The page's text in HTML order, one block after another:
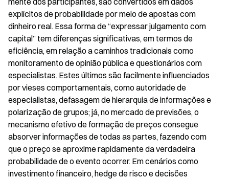
explícitos de probabilidade por meio de apostas com
dinheiro real. Essa forma de “expressar julgamento com
capital” tem diferenças significativas, em termos de
eficiência, em relação a caminhos tradicionais como
monitoramento de opinião pública e questionários com
especialistas. Estes últimos são facilmente influenciados
por vieses comportamentais, como autoridade de
especialistas, defasagem de hierarquia de informações e
polarização de grupos; já, no mercado de previsões, o
mecanismo efetivo de formação de preços consegue
absorver informações de todas as partes, fazendo com
que o preço se aproxime rapidamente da verdadeira
probabilidade de o evento ocorrer. Em cenários como
investimento financeiro, hedge de risco e decisões